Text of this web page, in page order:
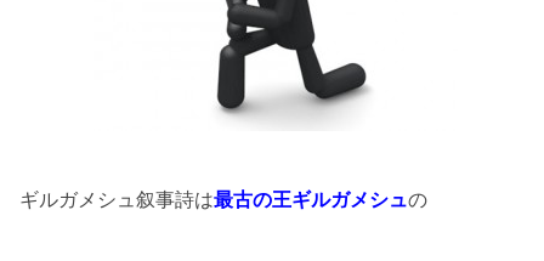
ギルガメシュ叙事詩は最古の王ギルガメシュの